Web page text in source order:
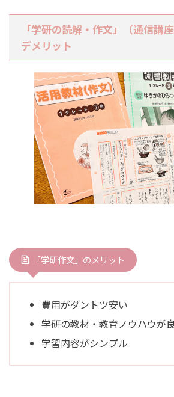
「学研の読解・作文」（通信講
デメリット
「学研作文」のメリット
費用がダントツ安い
学研の教材・教育ノウハウが
学習内容がシンプル